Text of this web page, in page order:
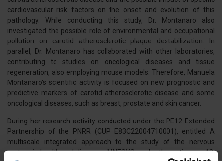
cardiovascular risk factors on the onset and evolution of this
pathology. While conducting this study, Dr. Montanaro also
investigated the possible role of environmental and occupational
pollution on carotid atherosclerotic plaque destabilization. In
parallel, Dr. Montanaro has collaborated with other laboratories,
contributing to studies on oncological diseases and tissue
regeneration, also employing mouse models. Therefore, Manuela
Montanaro's scientific activity is focused on new prognostic and
predictive markers of carotid atherosclerotic disease and some
oncological diseases, such as breast, prostate and skin cancer.
During her research activity conducted under the PE12 Extended
Partnership of the PNRR (CUP E83C22004710001), entitled A
multiscale integrated approach to the study of the nervous
system in health and disease - MNESYS, under thematic area 12,